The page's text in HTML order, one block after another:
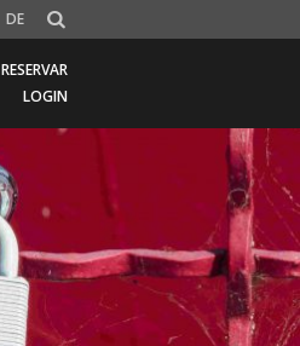
DE
RESERVAR
LOGIN